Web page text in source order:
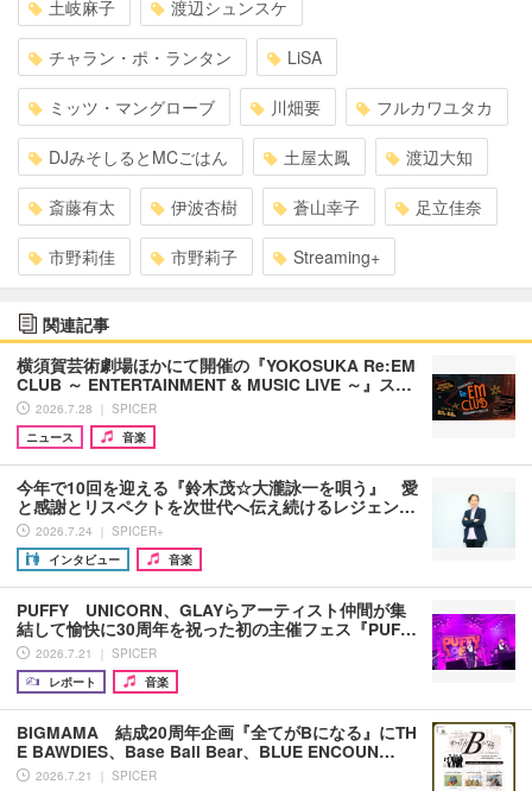
土岐麻子 渡辺シュンスケ
チャラン・ポ・ランタン LiSA
ミッツ・マングローブ 川畑要 フルカワユタカ
DJみそしるとMCごはん 土屋太鳳 渡辺大知
斎藤有太 伊波杏樹 蒼山幸子 足立佳奈
市野莉佳 市野莉子 Streaming+
関連記事
横須賀芸術劇場ほかにて開催の『YOKOSUKA Re:EM
CLUB ～ ENTERTAINMENT & MUSIC LIVE ～』ス…
2026.7.28 ｜ SPICER
ニュース
音楽
今年で10回を迎える『鈴木茂☆大瀧詠一を唄う』 愛
と感謝とリスペクトを次世代へ伝え続けるレジェン…
2026.7.24 ｜ SPICER+
インタビュー
音楽
PUFFY UNICORN、GLAYらアーティスト仲間が集
結して愉快に30周年を祝った初の主催フェス『PUF…
2026.7.21 ｜ SPICER
レポート
音楽
BIGMAMA 結成20周年企画『全てがBになる』にTH
E BAWDIES、Base Ball Bear、BLUE ENCOUN…
2026.7.21 ｜ SPICER